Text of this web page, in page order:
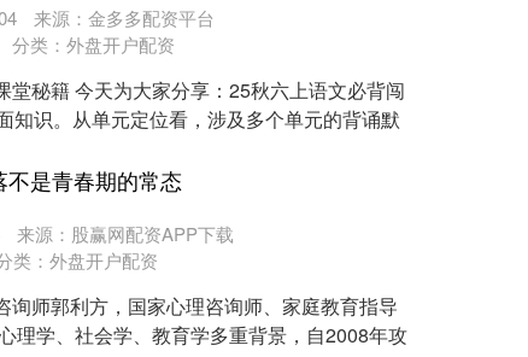
来源：金多多配资平台
分类： 外盘开户配资
堂秘籍 今天为大家分享：25秋六上语文必背闯
知识。从单元定位看，涉及多个单元的背诵默
是青春期的常态
来源：股赢网配资APP下载
类： 外盘开户配资
询师郭利方，国家心理咨询师、家庭教育指导
理学、社会学、教育学多重背景，自2008年攻